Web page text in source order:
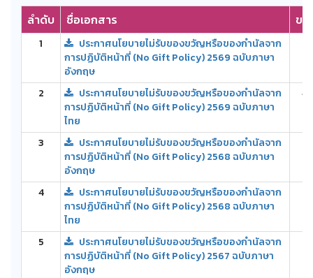
ลำดับ ชื่อเอกสาร ขน
1
ประกาศนโยบายไม่รับของขวัญหรือของกำนัลจาก
การปฏิบัติหน้าที่ (No Gift Policy) 2569 ฉบับภาษา
อังกฤษ
2
ประกาศนโยบายไม่รับของขวัญหรือของกำนัลจาก
การปฏิบัติหน้าที่ (No Gift Policy) 2569 ฉบับภาษา
ไทย
3
ประกาศนโยบายไม่รับของขวัญหรือของกำนัลจาก
การปฏิบัติหน้าที่ (No Gift Policy) 2568 ฉบับภาษา
อังกฤษ
4
ประกาศนโยบายไม่รับของขวัญหรือของกำนัลจาก
การปฏิบัติหน้าที่ (No Gift Policy) 2568 ฉบับภาษา
ไทย
5
ประกาศนโยบายไม่รับของขวัญหรือของกำนัลจาก
การปฏิบัติหน้าที่ (No Gift Policy) 2567 ฉบับภาษา
อังกฤษ